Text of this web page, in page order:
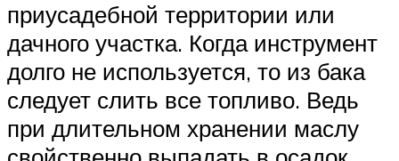
приусадебной территории или
дачного участка. Когда инструмент
долго не используется, то из бака
следует слить все топливо. Ведь
при длительном хранении маслу